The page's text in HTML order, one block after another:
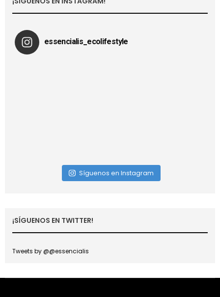
essencialis_ecolifestyle
Síguenos en Instagram
¡SÍGUENOS EN TWITTER!
Tweets by @@essencialis